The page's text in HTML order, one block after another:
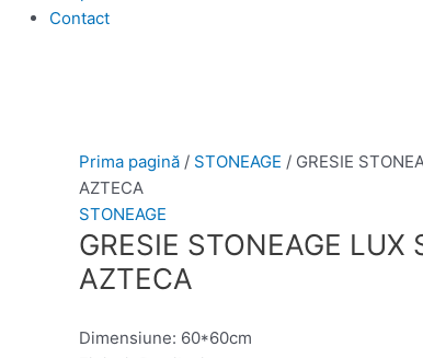
Contact
Prima pagină / STONEAGE / GRESIE
AZTECA
STONEAGE
GRESIE STONEAGE
AZTECA
Dimensiune: 60*60cm